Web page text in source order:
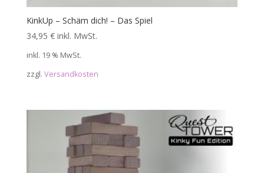
KinkUp – Schäm dich! – Das Spiel
34,95 € inkl. MwSt.
inkl. 19 % MwSt.
zzgl. Versandkosten